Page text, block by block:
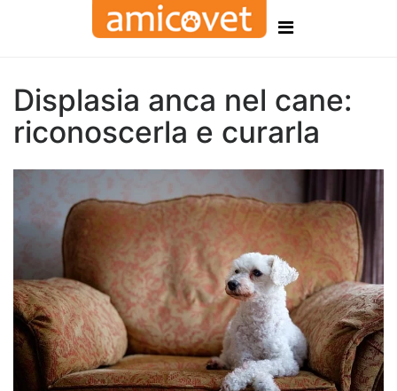
Displasia anca nel cane:
riconoscerla e curarla